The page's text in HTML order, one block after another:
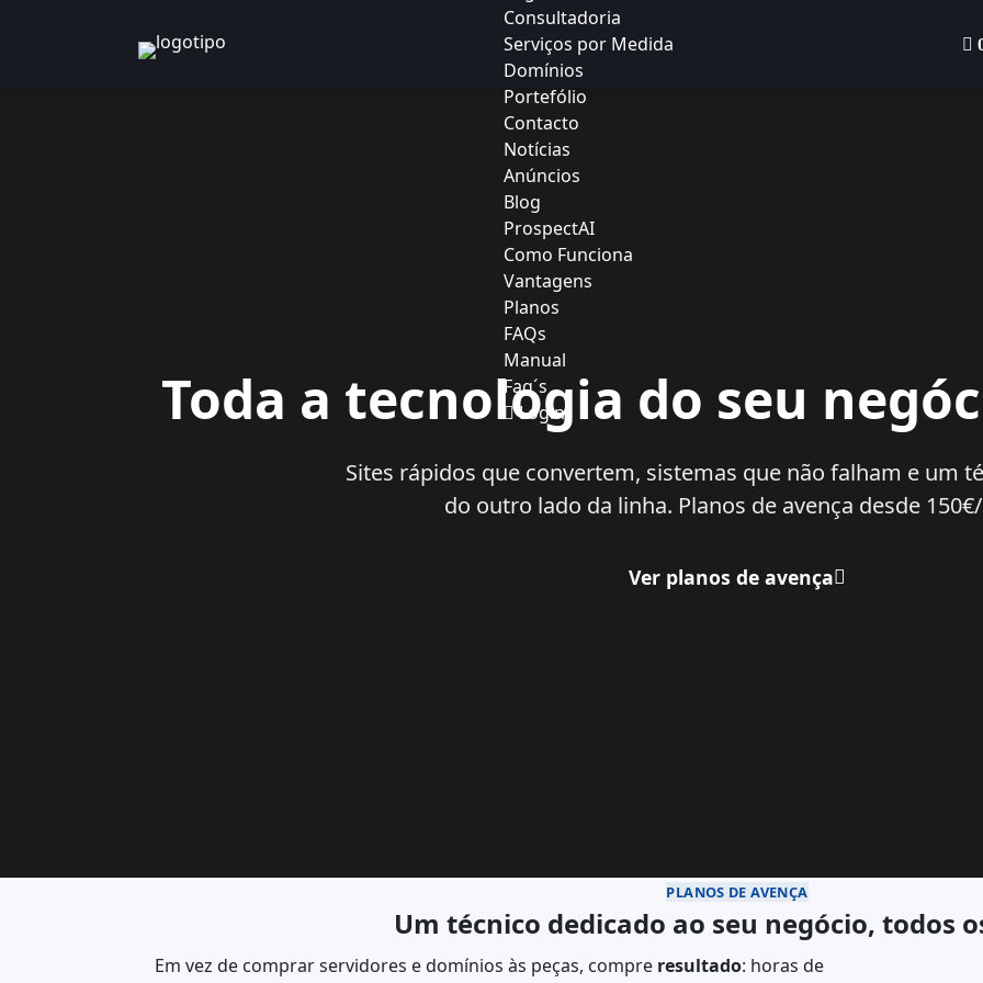
Consultadoria
Serviços por Medida
Domínios
Portefólio
Contacto
Notícias
Anúncios
Blog
ProspectAI
Como Funciona
Vantagens
Planos
FAQs
Manual
Faq´s
Login
Toda a tecnologia do seu
Sites rápidos que convertem, sistemas que não falham e um
do outro lado da linha. Planos de avença desde
Ver planos de avença
PLANOS DE AVENÇA
Um técnico dedicado ao seu negócio, todos
Em vez de comprar servidores e domínios às peças, compre resultado: horas de